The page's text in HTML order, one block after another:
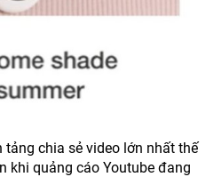
tảng chia sẻ video lớn nhất thế
khi quảng cáo Youtube đang